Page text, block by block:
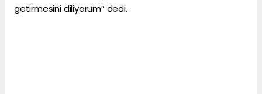
getirmesini diliyorum” dedi.